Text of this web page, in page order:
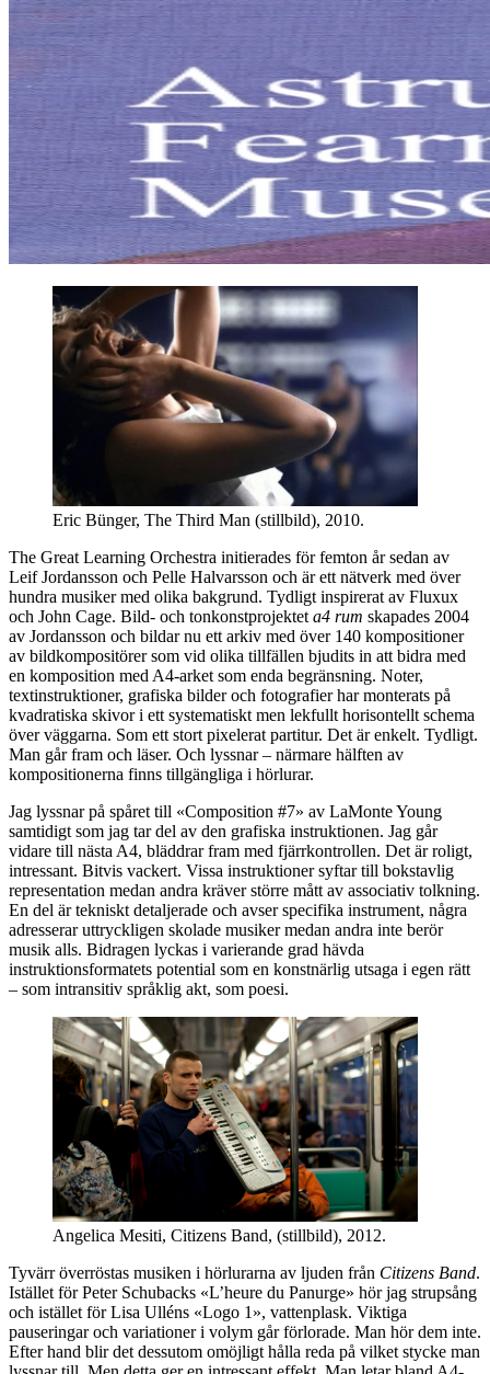
Eric Bünger, The Third Man (stillbild), 2010.
The Great Learning Orchestra initierades för femton år sedan av
Leif Jordansson och Pelle Halvarsson och är ett nätverk med över
hundra musiker med olika bakgrund. Tydligt inspirerat av Fluxux
och John Cage. Bild- och tonkonstprojektet a4 rum skapades 2004
av Jordansson och bildar nu ett arkiv med över 140 kompositioner
av bildkompositörer som vid olika tillfällen bjudits in att bidra med
en komposition med A4-arket som enda begränsning. Noter,
textinstruktioner, grafiska bilder och fotografier har monterats på
kvadratiska skivor i ett systematiskt men lekfullt horisontellt schema
över väggarna. Som ett stort pixelerat partitur. Det är enkelt. Tydligt.
Man går fram och läser. Och lyssnar – närmare hälften av
kompositionerna finns tillgängliga i hörlurar.
Jag lyssnar på spåret till «Composition #7» av LaMonte Young
samtidigt som jag tar del av den grafiska instruktionen. Jag går
vidare till nästa A4, bläddrar fram med fjärrkontrollen. Det är roligt,
intressant. Bitvis vackert. Vissa instruktioner syftar till bokstavlig
representation medan andra kräver större mått av associativ tolkning.
En del är tekniskt detaljerade och avser specifika instrument, några
adresserar uttryckligen skolade musiker medan andra inte berör
musik alls. Bidragen lyckas i varierande grad hävda
instruktionsformatets potential som en konstnärlig utsaga i egen rätt
– som intransitiv språklig akt, som poesi.
Angelica Mesiti, Citizens Band, (stillbild), 2012.
Tyvärr överröstas musiken i hörlurarna av ljuden från Citizens Band.
Istället för Peter Schubacks «L’heure du Panurge» hör jag strupsång
och istället för Lisa Ulléns «Logo 1», vattenplask. Viktiga
pauseringar och variationer i volym går förlorade. Man hör dem inte.
Efter hand blir det dessutom omöjligt hålla reda på vilket stycke man